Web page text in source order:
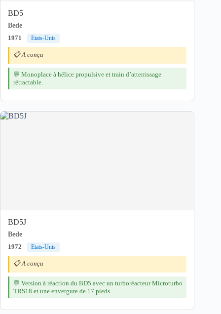
BD5
Bede
1971
Etats-Unis
📋 A conçu
💬 Monoplace à hélice propulsive et train d’atterrissage
rétractable.
BD5J
Bede
1972
Etats-Unis
📋 A conçu
💬 Version à réaction du BD5 avec un turboréacteur Microturbo
TRS18 et une envergure de 17 pieds